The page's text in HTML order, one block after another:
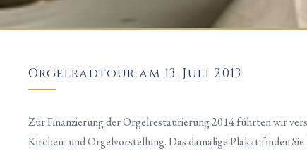
Orgelradtour am 13. Juli 2013
Zur Finanzierung der Orgelrestaurierung 2014 führten wir
Kirchen- und Orgelvorstellung. Das damalige Plakat finden Sie